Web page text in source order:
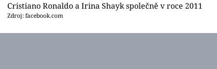
Cristiano Ronaldo a Irina Shayk společně v roce 2011
Zdroj: facebook.com